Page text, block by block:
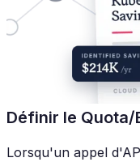
Définir le
Lorsqu'un appel